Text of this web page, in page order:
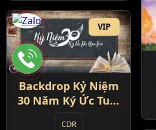
VIP
Backdrop Kỷ Niệm
30 Năm Ký Ức Tuổi
Học Trò
CDR